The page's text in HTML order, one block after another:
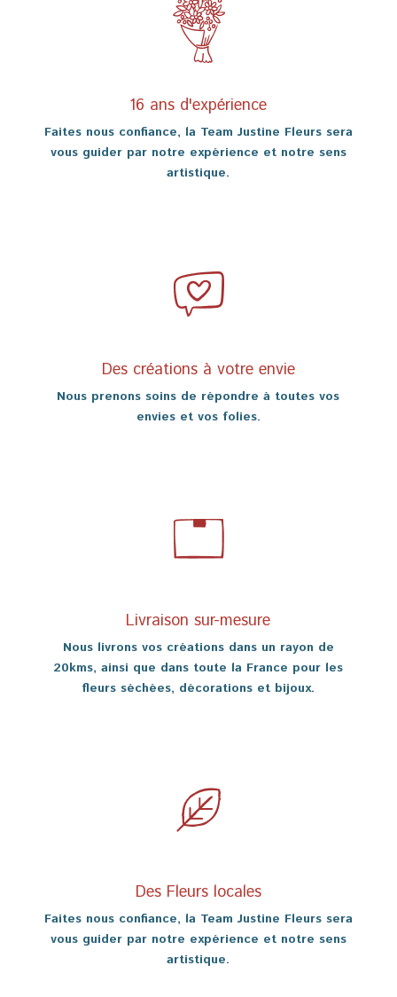
16 ans d'expérience
Faites nous confiance, la Team Justine Fleurs sera
vous guider par notre expérience et notre sens
artistique.
Des créations à votre envie
Nous prenons soins de répondre à toutes vos
envies et vos folies.
Livraison sur-mesure
Nous livrons vos créations dans un rayon de
20kms, ainsi que dans toute la France pour les
fleurs séchées, décorations et bijoux.
Des Fleurs locales
Faites nous confiance, la Team Justine Fleurs sera
vous guider par notre expérience et notre sens
artistique.